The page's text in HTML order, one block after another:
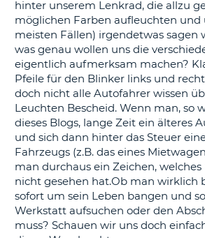
hinter unserem Lenkrad, die allzu
möglichen Farben aufleuchten und
meisten Fällen) irgendetwas sagen
was genau wollen uns die
eigentlich aufmerksam machen?
Pfeile für den Blinker links und
doch nicht alle Autofahrer wissen
Leuchten Bescheid. Wenn man, so
dieses Blogs, lange Zeit ein älteres
und sich dann hinter das Steuer
Fahrzeugs (z.B. das eines
man durchaus ein Zeichen,
nicht gesehen hat.Ob man wirklich
sofort um sein Leben bangen und
Werkstatt aufsuchen oder den
muss? Schauen wir uns doch